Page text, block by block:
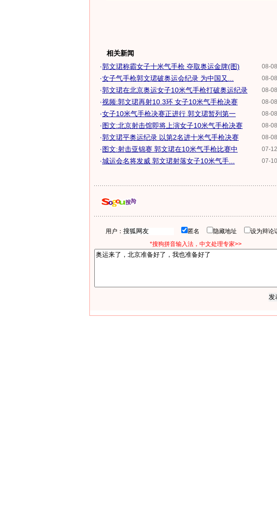
相关新闻
08-
·郭文珺称霸女子十米气手枪 夺取奥运金牌(图)
08-
·女子气手枪郭文珺破奥运会纪录 为中国又...
08-
·郭文珺在北京奥运女子10米气手枪打破奥运纪录
08-
·视频:郭文珺再射10.3环 女子10米气手枪决赛
08-
·女子10米气手枪决赛正进行 郭文珺暂列第一
08-
·图文:北京射击馆即将上演女子10米气手枪决赛
08-
·郭文珺平奥运纪录 以第2名进十米气手枪决赛
07-
·图文:射击亚锦赛 郭文珺在10米气手枪比赛中
07-
·城运会名将发威 郭文珺射落女子10米气手...
用户： 匿名 隐藏地址
设为辩论
*搜狗拼音输入法，中文处理专家>>